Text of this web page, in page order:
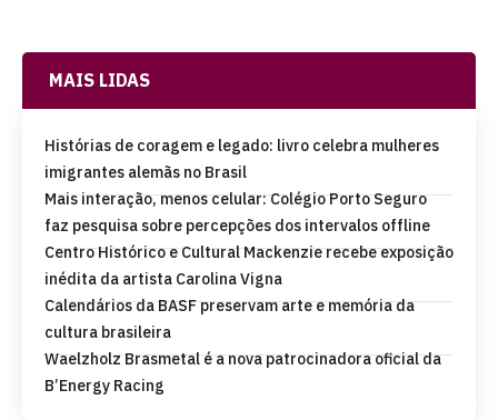
MAIS LIDAS
Histórias de coragem e legado: livro celebra mulheres
imigrantes alemãs no Brasil
Mais interação, menos celular: Colégio Porto Seguro
faz pesquisa sobre percepções dos intervalos offline
Centro Histórico e Cultural Mackenzie recebe exposição
inédita da artista Carolina Vigna
Calendários da BASF preservam arte e memória da
cultura brasileira
Waelzholz Brasmetal é a nova patrocinadora oficial da
B’Energy Racing